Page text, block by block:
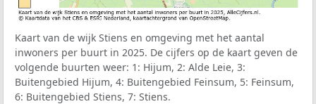
Kaart van de wijk Stiens en omgeving met het aantal
inwoners per buurt in 2025. De cijfers op de kaart geven de
volgende buurten weer: 1: Hijum, 2: Alde Leie, 3:
Buitengebied Hijum, 4: Buitengebied Feinsum, 5: Feinsum,
6: Buitengebied Stiens, 7: Stiens.